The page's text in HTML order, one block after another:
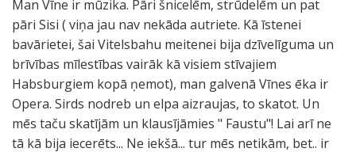
Man Vīne ir mūzika. Pāri šnicelēm, strūdelēm un pat
pāri Sisi ( viņa jau nav nekāda autriete. Kā īstenei
bavārietei, šai Vitelsbahu meitenei bija dzīvelīguma un
brīvības mīlestības vairāk kā visiem stīvajiem
Habsburgiem kopā ņemot), man galvenā Vīnes ēka ir
Opera. Sirds nodreb un elpa aizraujas, to skatot. Un
mēs taču skatījām un klausījāmies " Faustu"! Lai arī ne
tā kā bija iecerēts... Ne iekšā... tur mēs netikām, bet.. ir